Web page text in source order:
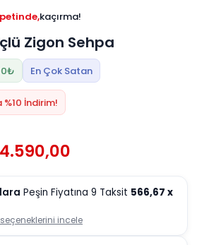
kaçırma!
Zigon Sehpa
En Çok Satan
İndirim!
Peşin Fiyatına 9 Taksit 566,67 x
incele